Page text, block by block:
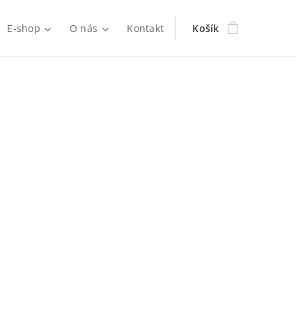
E-shop O nás Kontakt Košík